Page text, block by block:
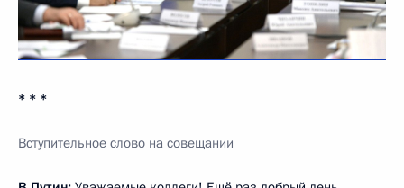
* * *
Вступительное слово на совещании